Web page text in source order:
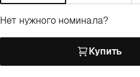
Нет нужного номинала?
Купить